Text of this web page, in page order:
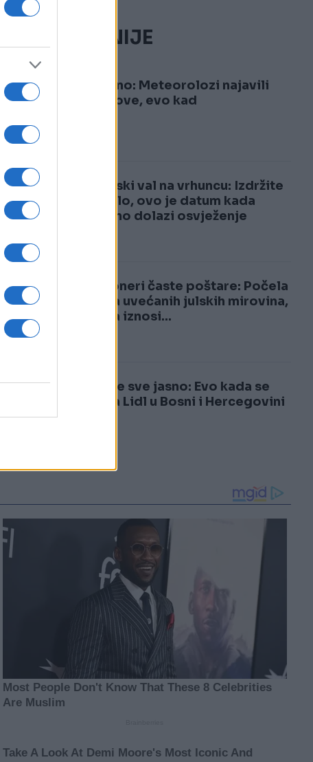
NAJČITANIJE
1
Konačno: Meteorolozi najavili
pljuskove, evo kad
2
Toplinski val na vrhuncu: Izdržite
još malo, ovo je datum kada
konačno dolazi osvježenje
3
Penzioneri časte poštare: Počela
isplata uvećanih julskih mirovina,
najniža iznosi...
4
Sada je sve jasno: Evo kada se
otvara Lidl u Bosni i Hercegovini